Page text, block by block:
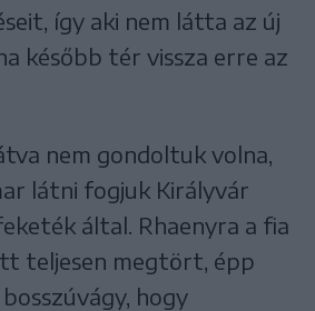
így aki nem látta az új
később tér vissza erre az
nem gondoltuk volna,
látni fogjuk Királyvár
által. Rhaenyra a fia
teljesen megtört, épp
hogy